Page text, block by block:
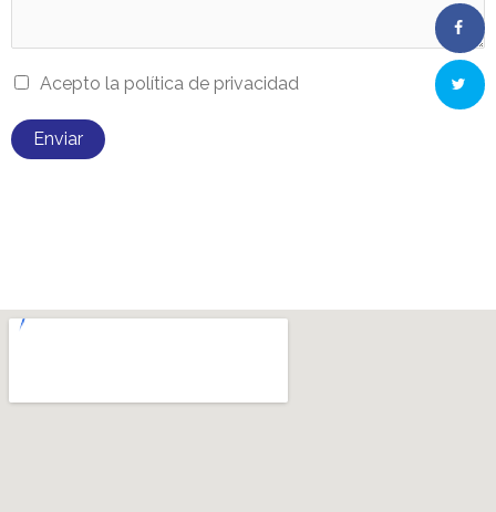
Acepto la política de privacidad
Enviar